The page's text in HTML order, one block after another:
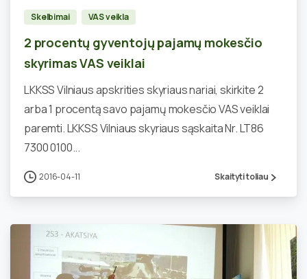
Skelbimai VAS veikla
2 procentų gyventojų pajamų mokesčio
skyrimas VAS veiklai
LKKSS Vilniaus apskrities skyriaus nariai, skirkite 2
arba 1 procentą savo pajamų mokesčio VAS veiklai
paremti. LKKSS Vilniaus skyriaus sąskaita Nr. LT86
7300 0100...
2016-04-11 Skaityti toliau